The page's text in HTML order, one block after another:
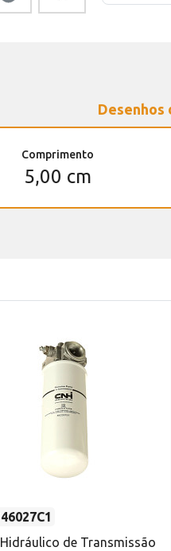
Desenhos
Comprimento
5,00 cm
de Transmissão